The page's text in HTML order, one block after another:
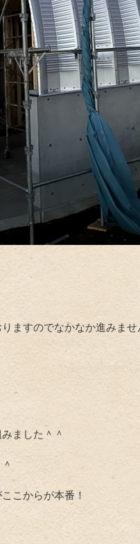
ますのでなかなか進みま
ました＾＾
こからが本番！